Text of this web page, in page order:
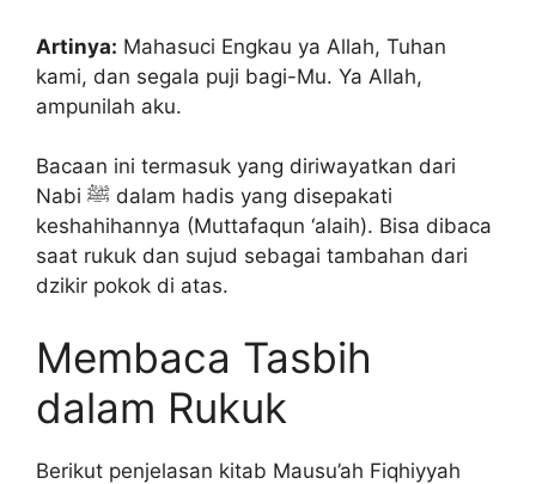
Artinya: Mahasuci Engkau ya Allah, Tuhan
kami, dan segala puji bagi-Mu. Ya Allah,
ampunilah aku.
Bacaan ini termasuk yang diriwayatkan dari
Nabi ﷺ dalam hadis yang disepakati
keshahihannya (Muttafaqun ‘alaih). Bisa dibaca
saat rukuk dan sujud sebagai tambahan dari
dzikir pokok di atas.
Membaca Tasbih
dalam Rukuk
Berikut penjelasan kitab Mausu’ah Fiqhiyyah